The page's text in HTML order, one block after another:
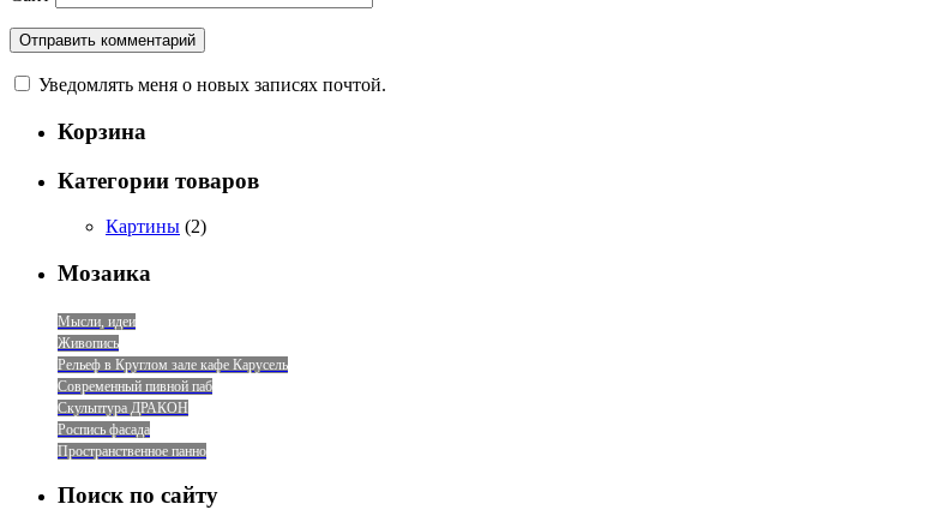
Уведомлять меня о новых записях почтой.
Корзина
Категории товаров
Картины (2)
Мозаика
Мысли, идеи
Живопись
Рельеф в Круглом зале кафе Карусель
Современный пивной паб
Скульптура ДРАКОН
Роспись фасада
Пространственное панно
Поиск по сайту